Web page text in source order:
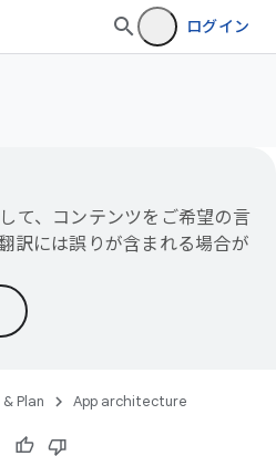
ログイン
て、コンテンツをご希望の言
訳には誤りが含まれる場合が
Plan App architecture